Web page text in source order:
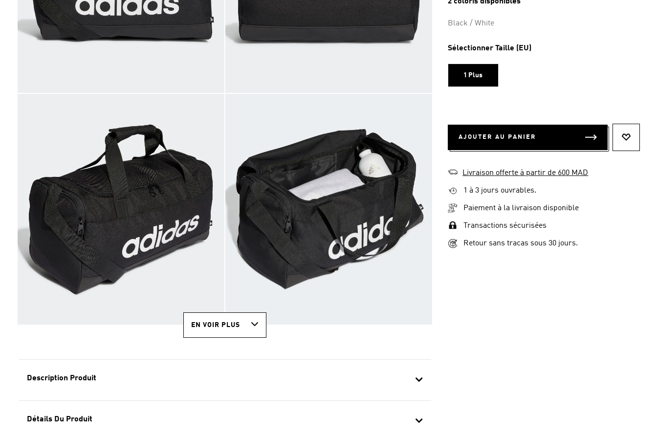
EN VOIR PLUS
Description Produit
Détails Du Produit
Black / White
Sélectionner Taille (EU)
1 Plus
AJOUTER AU PANIER
Livraison offerte à partir de 600 MAD
1 à 3 jours ouvrables.
Paiement à la livraison disponible
Transactions sécurisées
Retour sans tracas sous 30 jours.